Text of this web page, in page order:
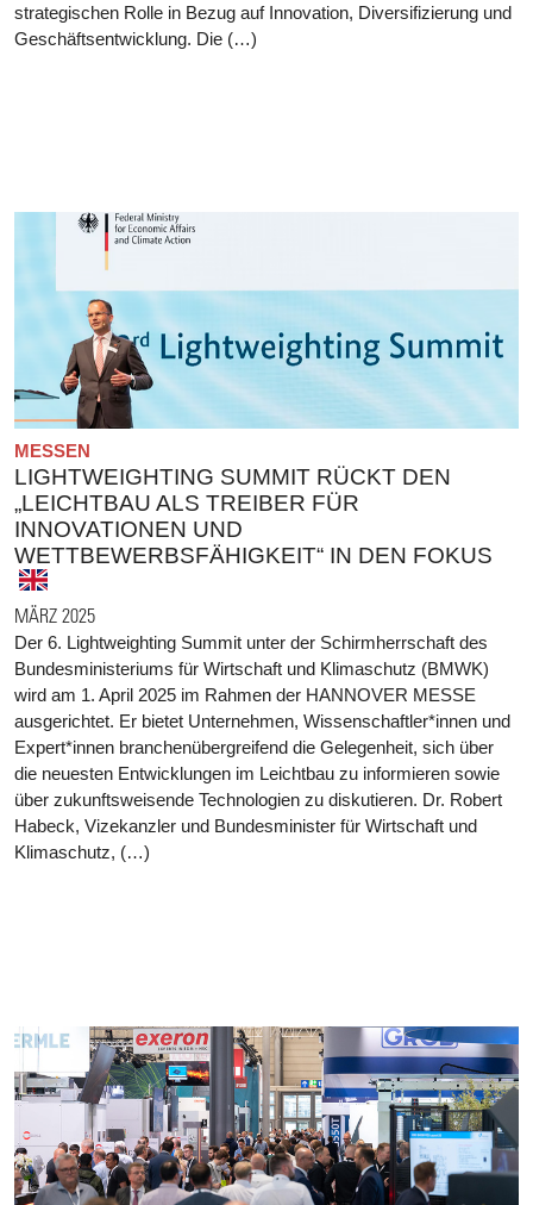
strategischen Rolle in Bezug auf Innovation, Diversifizierung und
Geschäftsentwicklung. Die (…)
MESSEN
LIGHTWEIGHTING SUMMIT RÜCKT DEN
„LEICHTBAU ALS TREIBER FÜR
INNOVATIONEN UND
WETTBEWERBSFÄHIGKEIT“ IN DEN FOKUS
MÄRZ 2025
Der 6. Lightweighting Summit unter der Schirmherrschaft des
Bundesministeriums für Wirtschaft und Klimaschutz (BMWK)
wird am 1. April 2025 im Rahmen der HANNOVER MESSE
ausgerichtet. Er bietet Unternehmen, Wissenschaftler*innen und
Expert*innen branchenübergreifend die Gelegenheit, sich über
die neuesten Entwicklungen im Leichtbau zu informieren sowie
über zukunftsweisende Technologien zu diskutieren. Dr. Robert
Habeck, Vizekanzler und Bundesminister für Wirtschaft und
Klimaschutz, (…)